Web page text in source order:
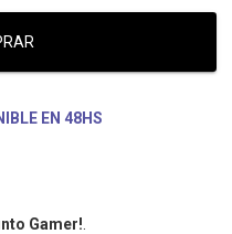
EN 48HS
Gamer!